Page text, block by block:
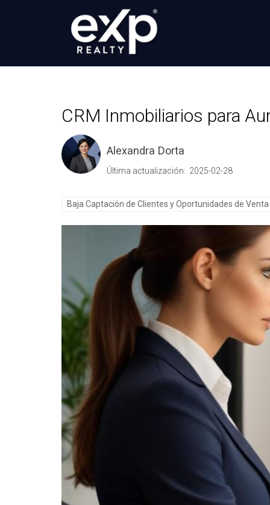
CRM Inmobiliarios para
Alexandra Dorta
Última actualización: 2025-02-28
Baja Captación de Clientes y Oportunidades de Venta